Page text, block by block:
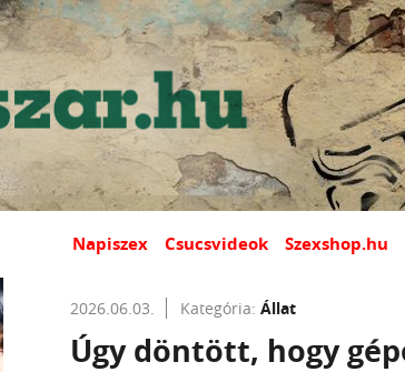
Napiszex Csucsvideok Szexshop.hu
2026.06.03. Kategória: Állat
Úgy döntött, hogy